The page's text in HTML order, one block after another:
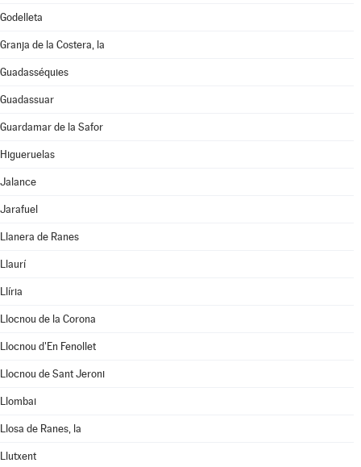
Godelleta
Granja de la Costera, la
Guadasséquies
Guadassuar
Guardamar de la Safor
Higueruelas
Jalance
Jarafuel
Llanera de Ranes
Llaurí
Llíria
Llocnou de la Corona
Llocnou d'En Fenollet
Llocnou de Sant Jeroni
Llombai
Llosa de Ranes, la
Llutxent